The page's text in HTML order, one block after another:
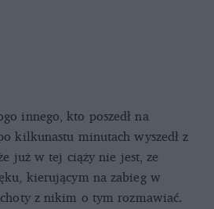
innego, kto poszedł na
kilkunastu minutach wyszedł z
już w tej ciąży nie jest, ze
kierującym na zabieg w
z nikim o tym rozmawiać.